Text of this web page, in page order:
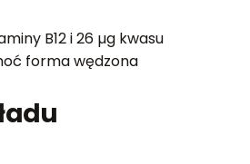
B12 i 26 µg kwasu
forma wędzona